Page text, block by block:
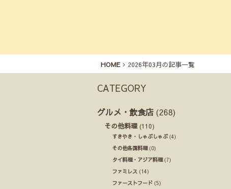
HOME 2026年03月の記事一覧
CATEGORY
グルメ・飲食店 (268)
その他料理 (110)
すきやき・しゃぶしゃぶ(4)
その他各国料理(0)
タイ料理・アジア料理(7)
ファミレス (14)
ファーストフード (5)